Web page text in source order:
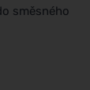
směsného